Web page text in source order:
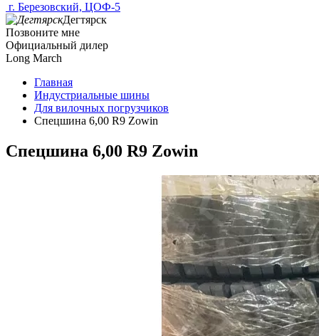
г. Березовский, ЦОФ-5
Дегтярск
Позвоните мне
Официальный дилер
Long March
Главная
Индустриальные шины
Для вилочных погрузчиков
Спецшина 6,00 R9 Zowin
Спецшина 6,00 R9 Zowin